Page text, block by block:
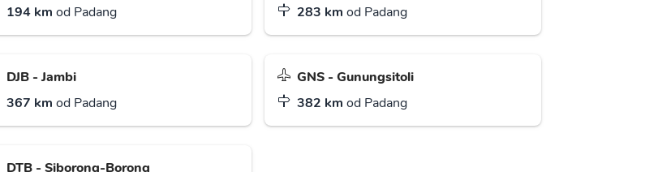
194 km od Padang
283 km od Padang
DJB - Jambi
367 km od Padang
GNS - Gunungsitoli
382 km od Padang
DTB - Siborong-Borong